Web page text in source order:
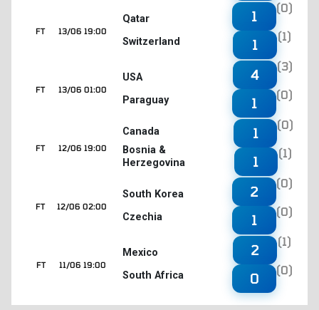
13/06 19:00
FT
Qatar
Switzerland
1
(0)
1
(1)
13/06 01:00
FT
USA
Paraguay
4
(3)
1
(0)
12/06 19:00
FT
Canada
Bosnia &
Herzegovina
1
(0)
1
(1)
12/06 02:00
FT
South Korea
Czechia
2
(0)
1
(0)
11/06 19:00
FT
Mexico
South Africa
2
(1)
0
(0)